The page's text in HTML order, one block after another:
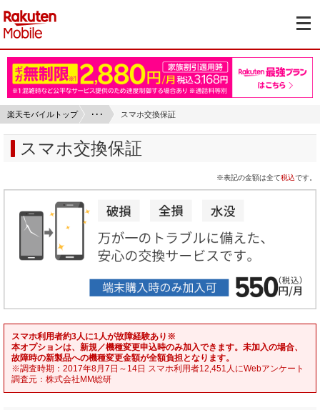
楽天モバイルトップ ･･･ スマホ交換保証
スマホ交換保証
※表記の金額は全て税込です。
スマホ利用者約3人に1人が故障経験あり※
本オプションは、新規／機種変更申込時のみ加入できます。未加入の場合、
故障時の新製品への機種変更金額が全額負担となります。
※調査時期：2017年8月7日～14日 スマホ利用者12,451人にWebアンケート
調査元：株式会社MM総研